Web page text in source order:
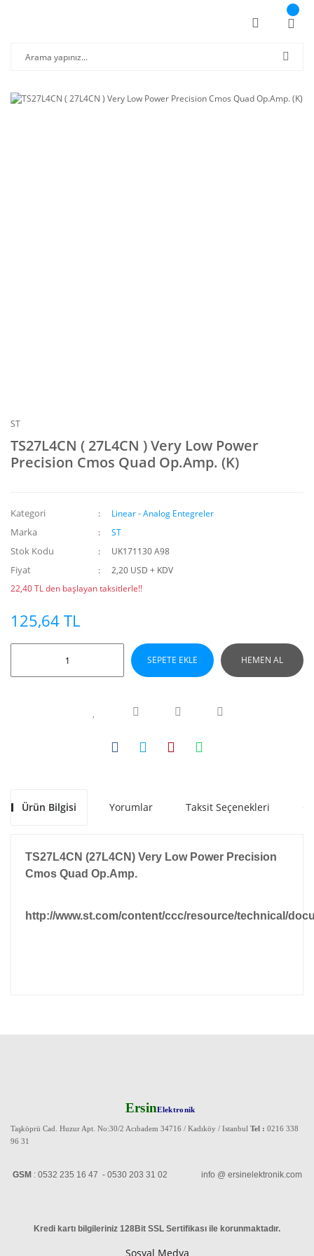
ST
TS27L4CN ( 27L4CN ) Very Low Power
Precision Cmos Quad Op.Amp. (K)
Kategori Linear - Analog Entegreler
Marka ST
Stok Kodu UK171130 A98
Fiyat
2,20 USD + KDV
22,40 TL den başlayan taksitlerle!!
125,64 TL
SEPETE EKLE HEMEN AL
Ürün Bilgisi Yorumlar Taksit Seçenekleri
TS27L4CN (27L4CN) Very Low Power Precision
Cmos Quad Op.Amp.
http://www.st.com/content/ccc/resource/technical/
ErsinElektronik
Taşköprü Cad. Huzur Apt. No:30/2 Acıbadem 34716 / Kadıköy / Istanbul Tel : 0216 338
96 31
GSM : 0532 235 16 47 - 0530 203 31 02 info @ ersinelektronik.com
Kredi kartı bilgileriniz 128Bit SSL Sertifikası ile korunmaktadır.
Sosyal Medya